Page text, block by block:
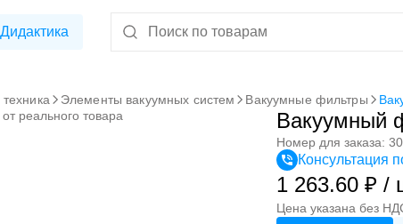
Дидактика
Элементы вакуумных систем Вакуумные фильтры
реального товара
Вакуумный
Номер для заказа:
Консультация
1 263.60 ₽ /
Цена указана без